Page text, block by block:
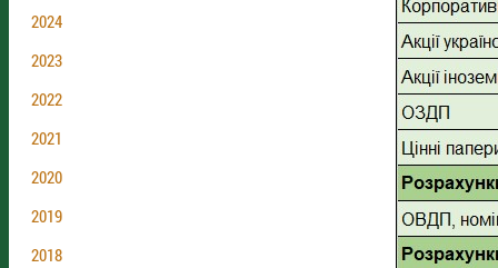
2024
2023
2022
2021
2020
2019
2018